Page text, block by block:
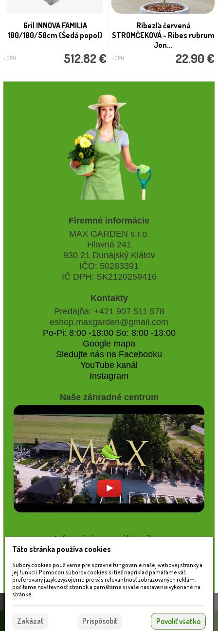
Gril INNOVA FAMILIA
100/100/50cm (Šedá popol)
s DPH 512.82 €
Ríbezľa červená
STROMČEKOVÁ - Ribes rubrum
'Jon...
s DPH 22.90 €
Firemné informácie
MAX GARDEN s.r.o.
Hlavná 241
930 21 Dunajský Klátov
IČO: 50283391
IČ DPH: SK2120259416
Kontakty
Predajňa: +421 907 511 578
eshop.maxgarden@gmail.com
Po-Pi: 8:00 -18:00 So: 8:00 -13:00
Google mapa
Sledujte nás na Facebooku
YouTube kanál
Instagram
Naše záhradné centrum
Informácie pre zákazníkov
Blog
Obchodné podmienky
Ochrana osobných údajov
Platobné možnosti
© 2026 WEXBO |www.wexbo.com | Prihlásiť
Táto stránka používa súbory cookies, ktoré nám
pomáhajú poskytovať služby. Používaním našich
služieb vyjadrujete súhlas s používaním súborov
Súhlasím
Táto stránka používa cookies
Súbory cookies používame pre správne fungovanie našej webovej stránky a
jej funkcií. Pomocou súborov cookies si tiež napríklad pamätáme váš
preferovaný jazyk, zvyšujeme pre vás relevantnosť zobrazovaných reklám,
počítame návštevnosť stránok a pamätáme si vaše nastavenia vykonané na
stránke.
Zakázať Prispôsobiť Povoliť všetko